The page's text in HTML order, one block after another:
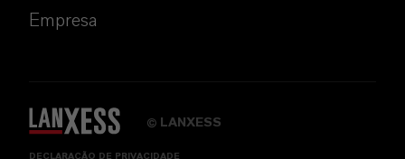
Empresa
© LANXESS
DECLARAÇÃO DE PRIVACIDADE